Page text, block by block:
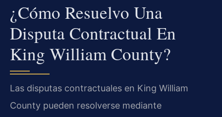
¿Cómo Resuelvo Una
Disputa Contractual En
King William County?
Las disputas contractuales en King William
County pueden resolverse mediante